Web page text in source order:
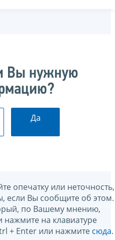
Вы нужную
Да
опечатку или неточность,
если Вы сообщите об этом.
по Вашему мнению,
на клавиатуре
+ Enter или нажмите сюда.